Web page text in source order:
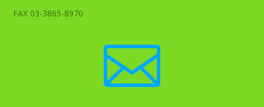
FAX 03-3865-8970
